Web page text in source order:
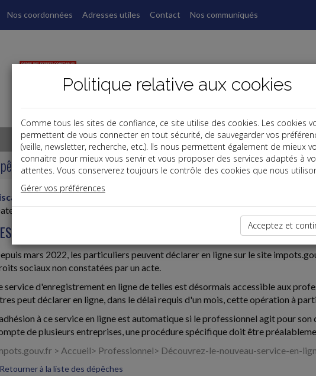
Nos coordonnées Adresses utiles Contact Nos communiqués
TPE
2023-02-23
DE DROITS SOCIAUX
mars 2022, les particuliers peuvent déclarer en ligne sur le site
sociaux non constatées par un acte.
service d'enregistrement en ligne de telles est désormais accessible aux
peut déclarer en ligne, dans le délai requis d'un mois, cette opération à
à ce service en ligne est automatique si le professionnel agit pour
de plusieurs entreprises, une procédure spécifique doit être
> Accueil> Professionnel> Découvrez-le-nouveau-service-en-
Retourner à la liste des dépêches
Politique relative aux cookies
Comme tous les sites de confiance, ce site utilise des cookies. Les cookies
permettent de vous connecter en tout sécurité, de sauvegarder vos
(veille, newsletter, recherche, etc.). Ils nous permettent également de mieux
connaitre pour mieux vous servir et vous proposer des services adaptés à
attentes. Vous conserverez toujours le contrôle des cookies que nous
Gérer vos préférences
Acceptez et